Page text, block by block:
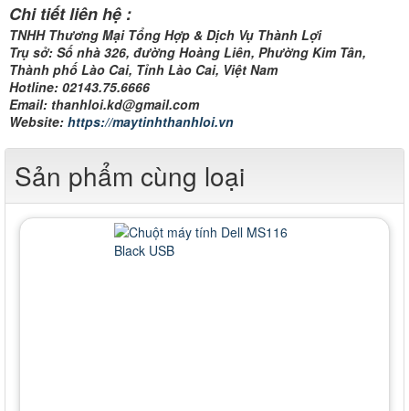
Chi tiết liên hệ :
TNHH Thương Mại Tổng Hợp & Dịch Vụ Thành Lợi
Trụ sở: Số nhà 326, đường Hoàng Liên, Phường Kim Tân,
Thành phố Lào Cai, Tỉnh Lào Cai, Việt Nam
Hotline: 02143.75.6666
Email: thanhloi.kd@gmail.com
Website: https://maytinhthanhloi.vn
Sản phẩm cùng loại